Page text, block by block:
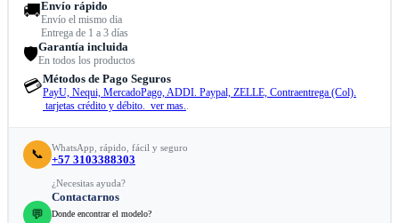
🚚Envío rápido
Envío el mismo dia
Entrega de 1 a 3 días
🛡️Garantía incluida
En todos los productos
💳Métodos de Pago Seguros
PayU, Nequi, MercadoPago, ADDI. Paypal, ZELLE, Contraentrega (Col).
tarjetas crédito y débito. ver mas..
📞 WhatsApp, rápido, fácil y seguro
+57 3103388303
💬
¿Necesitas ayuda?
Contactarnos
Donde encontrar el modelo?